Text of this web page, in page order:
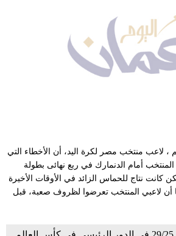
منتخب مصر لكرة اليد، أن الأخطاء التي
أمام الدنمارك في ربع نهائى بطولة
كانت نتاج للحماس الزائد في الأوقات الأخيرة
أن لاعبي المنتخب تعرضوا لظروف صعبة، قبل